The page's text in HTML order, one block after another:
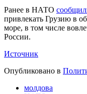
Ранее в НАТО
привлекать Грузию в
море, в том числе
России.
Источник
Опубликовано в
молдова